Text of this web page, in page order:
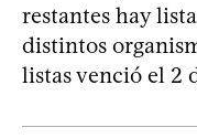
restantes hay
distintos
listas venció el 2